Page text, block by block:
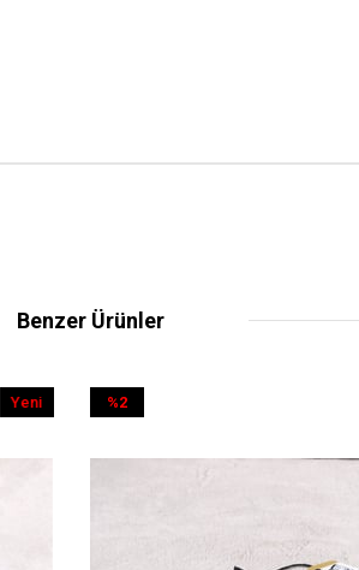
Benzer Ürünler
Yeni
%32İndirim